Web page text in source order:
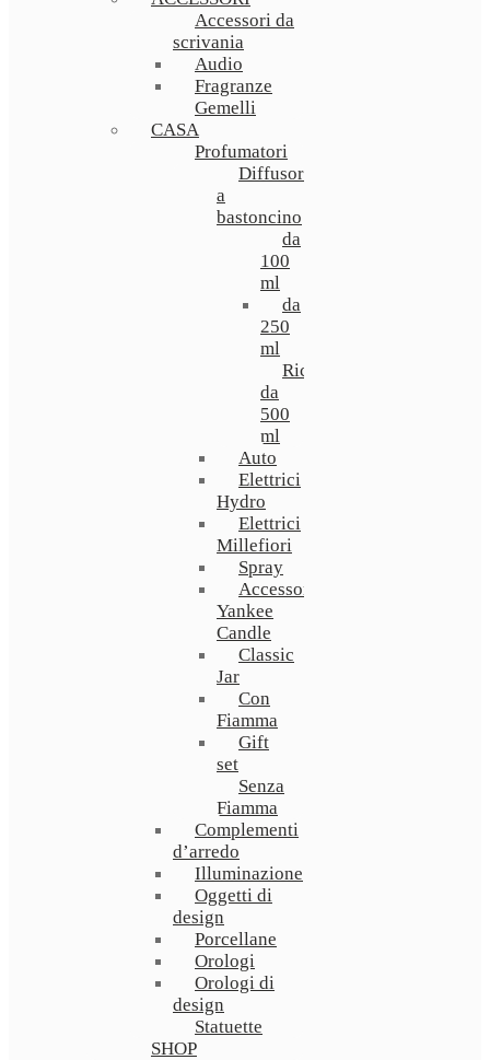
Accessori da
scrivania
Audio
Fragranze
Gemelli
CASA
Profumatori
Diffusori
a
bastoncino
da
100
ml
da
250
ml
Ricarica
da
500
ml
Auto
Elettrici
Hydro
Elettrici
Millefiori
Spray
Accessori
Yankee
Candle
Classic
Jar
Con
Fiamma
Gift
set
Senza
Fiamma
Complementi
d’arredo
Illuminazione
Oggetti di
design
Porcellane
Orologi
Orologi di
design
Statuette
SHOP